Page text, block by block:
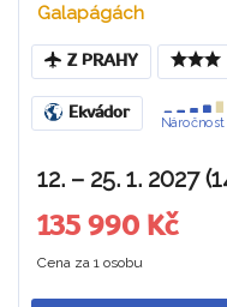
Galapágách
Z PRAHY
Ekvádor
Náročnost
12. – 25. 1. 2027
135 990 Kč
Cena za 1 osobu